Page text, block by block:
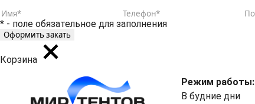
* - поле обязательное для заполнения
Корзина
Режим работы:
В будние дни